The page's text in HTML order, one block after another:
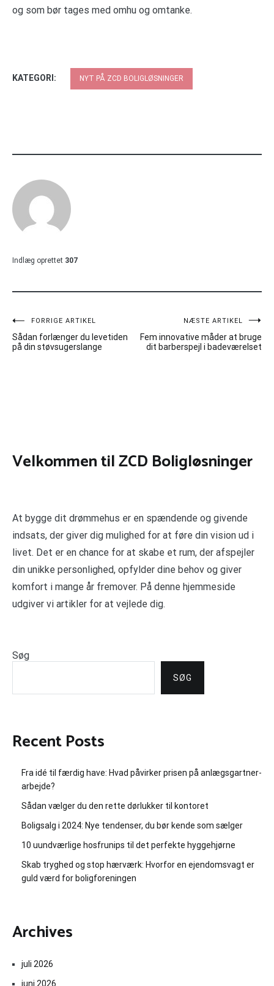
og som bør tages med omhu og omtanke.
KATEGORI: NYT PÅ ZCD BOLIGLØSNINGER
Indlæg oprettet 307
Indlægsnavigation
FORRIGE ARTIKEL
Sådan forlænger du levetiden
på din støvsugerslange
NÆSTE ARTIKEL
Fem innovative måder at bruge
dit barberspejl i badeværelset
Velkommen til ZCD Boligløsninger
At bygge dit drømmehus er en spændende og givende
indsats, der giver dig mulighed for at føre din vision ud i
livet. Det er en chance for at skabe et rum, der afspejler
din unikke personlighed, opfylder dine behov og giver
komfort i mange år fremover. På denne hjemmeside
udgiver vi artikler for at vejlede dig.
Søg
SØG
Recent Posts
Fra idé til færdig have: Hvad påvirker prisen på anlægsgartner-
arbejde?
Sådan vælger du den rette dørlukker til kontoret
Boligsalg i 2024: Nye tendenser, du bør kende som sælger
10 uundværlige hosfrunips til det perfekte hyggehjørne
Skab tryghed og stop hærværk: Hvorfor en ejendomsvagt er
guld værd for boligforeningen
Archives
juli 2026
juni 2026